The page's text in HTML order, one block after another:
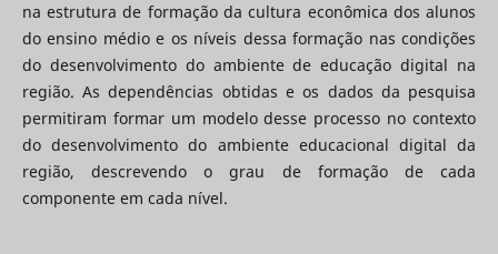
na estrutura de formação da cultura econômica dos alunos
do ensino médio e os níveis dessa formação nas condições
do desenvolvimento do ambiente de educação digital na
região. As dependências obtidas e os dados da pesquisa
permitiram formar um modelo desse processo no contexto
do desenvolvimento do ambiente educacional digital da
região, descrevendo o grau de formação de cada
componente em cada nível.